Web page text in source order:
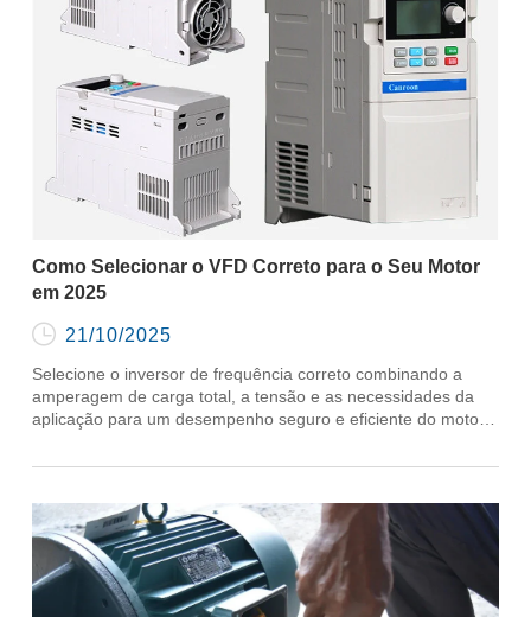
Como Selecionar o VFD Correto para o Seu Motor
em 2025
 21/10/2025
Selecione o inversor de frequência correto combinando a
amperagem de carga total, a tensão e as necessidades da
aplicação para um desempenho seguro e eficiente do motor